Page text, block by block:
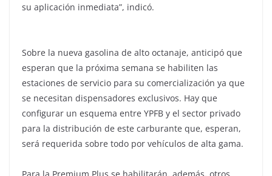
su aplicación inmediata”, indicó.
Sobre la nueva gasolina de alto octanaje, anticipó que
esperan que la próxima semana se habiliten las
estaciones de servicio para su comercialización ya que
se necesitan dispensadores exclusivos. Hay que
configurar un esquema entre YPFB y el sector privado
para la distribución de este carburante que, esperan,
será requerida sobre todo por vehículos de alta gama.